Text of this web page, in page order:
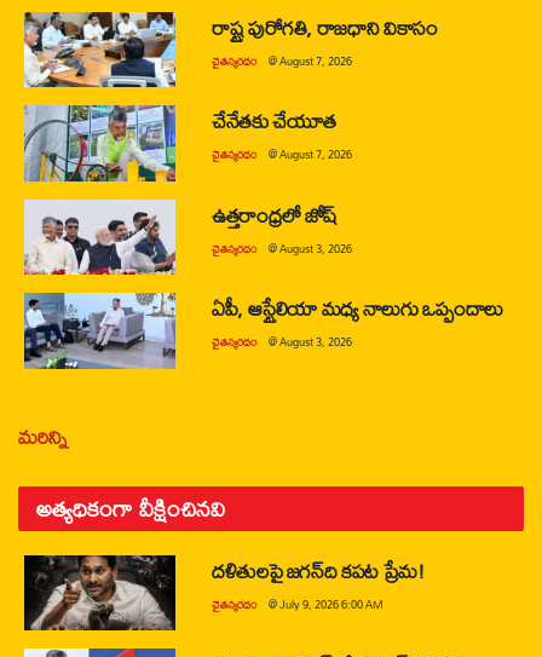
రాష్ట్ర పురోగతి, రాజధాని వికాసం
చైతన్యరధం @August 7, 2026
చేనేతకు చేయూత
చైతన్యరధం @August 7, 2026
ఉత్తరాంధ్రలో జోష్
చైతన్యరధం @August 3, 2026
ఏపీ, ఆస్ట్రేలియా మధ్య నాలుగు ఒప్పందాలు
చైతన్యరధం @August 3, 2026
మరిన్ని
అత్యధికంగా వీక్షించినవి
దళితులపై జగన్‌ది కపట ప్రేమ!
చైతన్యరధం @July 9, 2026 6:00 AM